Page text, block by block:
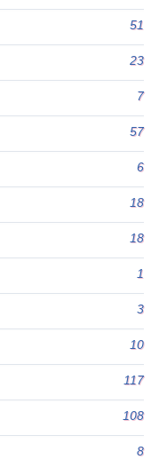
51
23
7
57
6
18
18
1
3
10
117
108
8